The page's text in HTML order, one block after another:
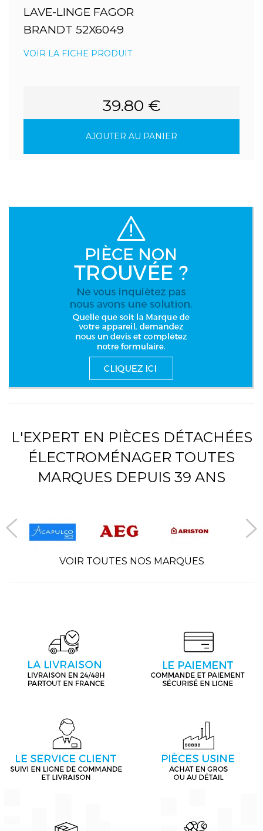
LAVE-LINGE FAGOR
BRANDT 52X6049
VOIR LA FICHE PRODUIT
39.80 €
AJOUTER AU PANIER
L'EXPERT EN PIÈCES DÉTACHÉES
ÉLECTROMÉNAGER TOUTES
MARQUES DEPUIS 39 ANS
VOIR TOUTES NOS MARQUES